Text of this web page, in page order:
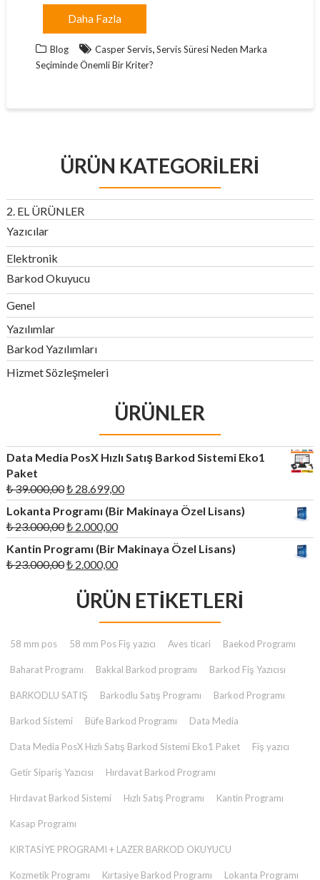
Daha Fazla
Blog Casper Servis,Servis Süresi Neden Marka
Seçiminde Önemli Bir Kriter?
ÜRÜN KATEGORILERI
2. EL ÜRÜNLER
Yazıcılar
Elektronik
Barkod Okuyucu
Genel
Yazılımlar
Barkod Yazılımları
Hizmet Sözleşmeleri
ÜRÜNLER
Data Media PosX Hızlı Satış Barkod Sistemi Eko1
Paket
₺39.000,00Orijinal
fiyat:
₺ 39.000,00.
₺28.699,00Şu
andaki
fiyat:
₺ 28.699,00.
Lokanta Programı (Bir Makinaya Özel Lisans)
₺23.000,00Orijinal
fiyat:
₺ 23.000,00.
₺2.000,00Şu
andaki
fiyat:
₺ 2.000,00.
Kantin Programı (Bir Makinaya Özel Lisans)
₺23.000,00Orijinal
₺ 23.000,00.
₺2.000,00Şu
fiyat:
₺ 2.000,00.
ÜRÜN ETIKETLERI
58 mm pos 58 mm Pos Fiş yazıcı Aves ticari Baekod Programı
Baharat Programı Bakkal Barkod programı Barkod Fiş Yazıcısı
BARKODLU SATIŞ Barkodlu Satış Programı Barkod Programı
Barkod Sistemi Büfe Barkod Programı Data Media
Data Media PosX Hızlı Satış Barkod Sistemi Eko1 Paket Fiş yazıcı
Getir Sipariş Yazıcısı Hırdavat Barkod Programı
Hırdavat Barkod Sistemi Hızlı Satış Programı Kantin Programı
Kasap Programı
KIRTASİYE PROGRAMI + LAZER BARKOD OKUYUCU
Kozmetik Programı Kırtasiye Barkod Programı Lokanta Programı